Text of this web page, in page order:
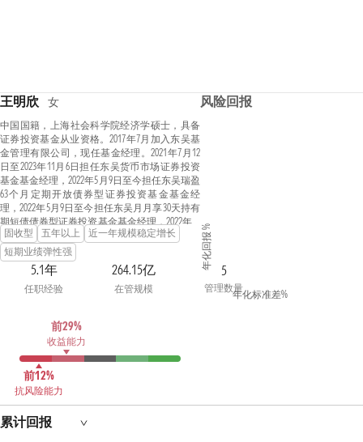
王明欣 女
中国国籍，上海社会科学院经济学硕士，具备
证券投资基金从业资格。2017年7月加入东吴基
金管理有限公司，现任基金经理。2021年7月12
日至2023年11月6日担任东吴货币市场证券投资
基金基金经理，2022年5月9日至今担任东吴瑞盈
63个月定期开放债券型证券投资基金基金经
理，2022年5月9日至今担任东吴月月享30天持有
期短债债券型证券投资基金基金经理，2022年11
月8日至今担任东吴中证同业存单AAA指数7天持
有期证券投资基金基金经理，2022年11月9日至
今担任东吴增鑫宝货币市场基金基金经理。
固收型 五年以上
近一年规模稳定增长
短期业绩弹性强
5.1年
任职经验
264.15亿
在管规模
5
管理数量
前29%
收益能力
前12%
抗风险能力
风险回报
年化回报 %
年化标准差%
累计回报